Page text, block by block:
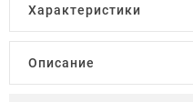
Характеристики
Описание